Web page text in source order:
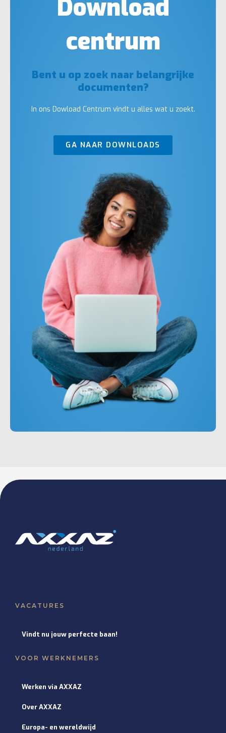
Download
centrum
Bent u op zoek naar belangrijke
documenten?
In ons Dowload Centrum vindt u alles wat u zoekt.
GA NAAR DOWNLOADS
VACATURES
Vindt nu jouw perfecte baan!
VOOR WERKNEMERS
Werken via AXXAZ
Over AXXAZ
Europa- en wereldwijd